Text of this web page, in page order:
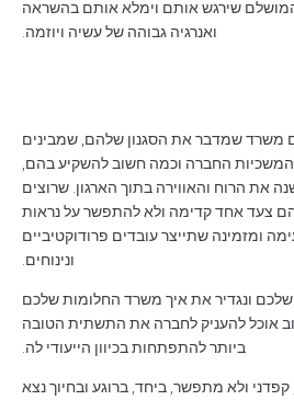
שירגש אותם וימלא אותם בהשראה
ואנרגיה גבוהה של עשיה ויוזמה.
משרד שמדבר את הסגנון שלהם, שמבינים
החברה וכמה חשוב להשקיע בהם,
את הרוח והאווירה בתוך הארגון. שרוצים
צעד אחד קדימה ולא להתפשר על נראות
ומזמינה שתייצר עובדים פרודוקטיביים
ונינוחים.
ונגדיר את איך משרד החלומות שלכם
אוכל להעניק לחברה את התשתית הטובה
ביותר להתפתחות בכיוון הייעודי לה.
ולא מתפשר, ביחד, ברוגע ובחיוך נצא